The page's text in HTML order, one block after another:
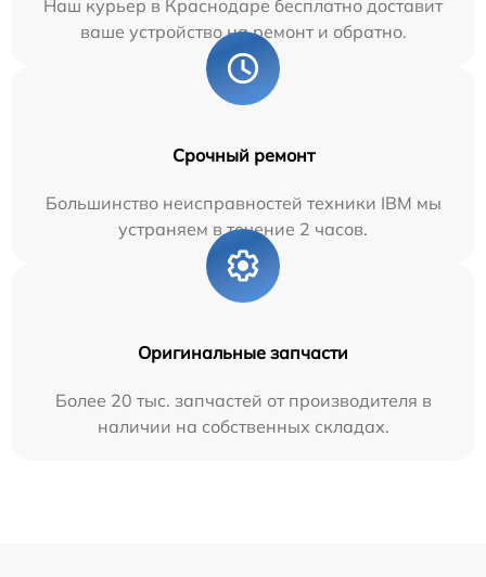
Наш курьер в Краснодаре бесплатно доставит
ваше устройство на ремонт и обратно.
Срочный ремонт
Большинство неисправностей техники IBM мы
устраняем в течение 2 часов.
Оригинальные запчасти
Более 20 тыс. запчастей от производителя в
наличии на собственных складах.